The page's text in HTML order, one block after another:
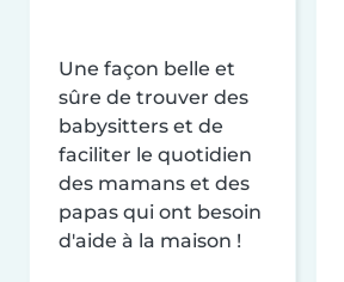
Une façon belle et
sûre de trouver des
babysitters et de
faciliter le quotidien
des mamans et des
papas qui ont besoin
d'aide à la maison !